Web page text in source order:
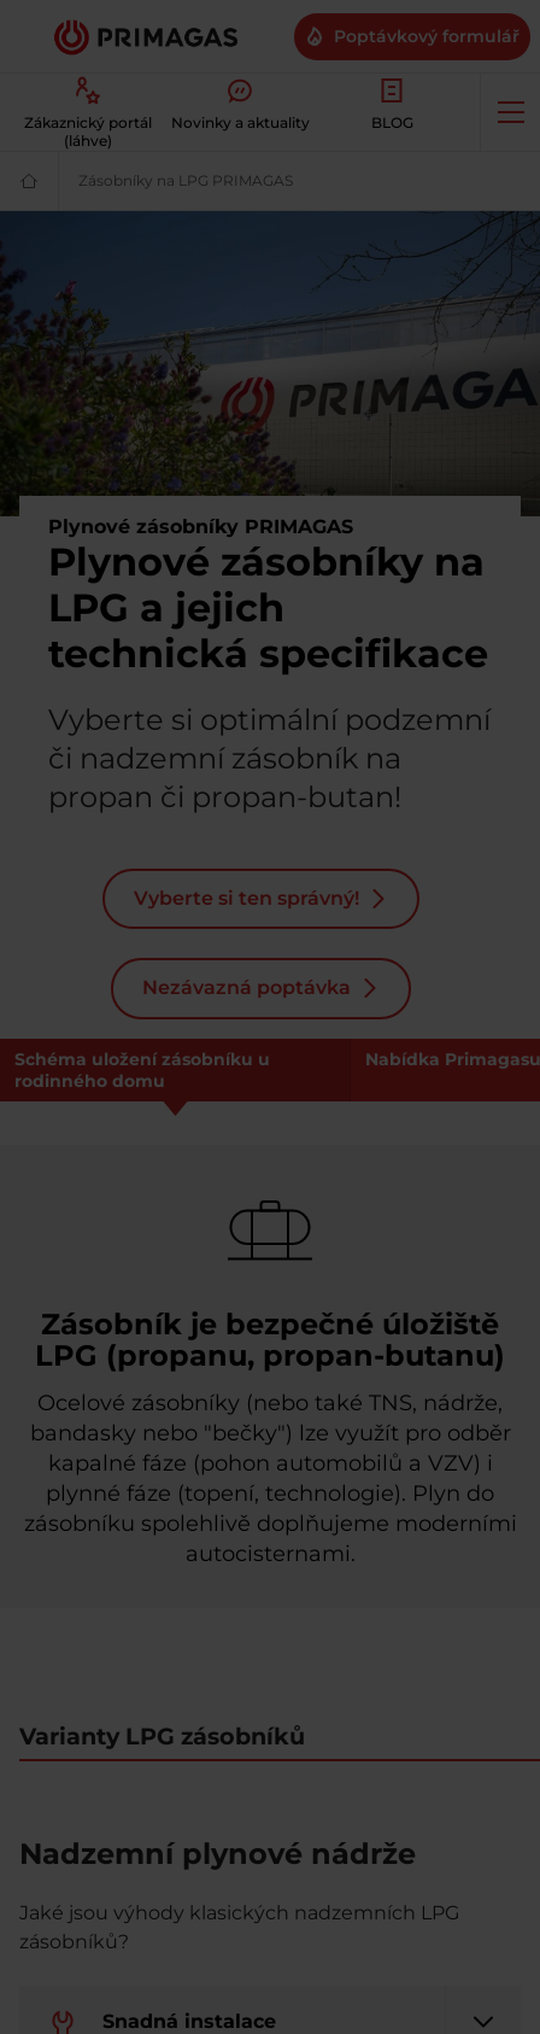
Poptávkový formulář
Zákaznický portál
(láhve)
Novinky a aktuality BLOG
Váš
dodavatel
dostupné
LPG
|
PRIMAGAS
Zásobníky na LPG PRIMAGAS
Plynové zásobníky PRIMAGAS
Plynové zásobníky na
LPG a jejich
technická specifikace
Vyberte si optimální podzemní
či nadzemní zásobník na
propan či propan-butan!
Vyberte si ten správný!
Nezávazná poptávka
Schéma uložení zásobníku u
rodinného domu
Nabídka
Zásobník je bezpečné úložiště
LPG (propanu, propan-butanu)
Ocelové zásobníky (nebo také TNS, nádrže,
bandasky nebo "bečky") lze využít pro odběr
kapalné fáze (pohon automobilů a VZV) i
plynné fáze (topení, technologie). Plyn do
zásobníku spolehlivě doplňujeme moderními
autocisternami.
Varianty LPG zásobníků
Nadzemní plynové nádrže
Jaké jsou výhody klasických nadzemních LPG
zásobníků?
Snadná instalace